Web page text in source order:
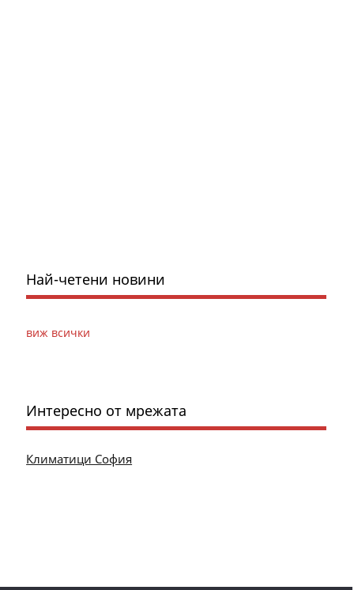
Най-четени новини
виж всички
Интересно от мрежата
Климатици София